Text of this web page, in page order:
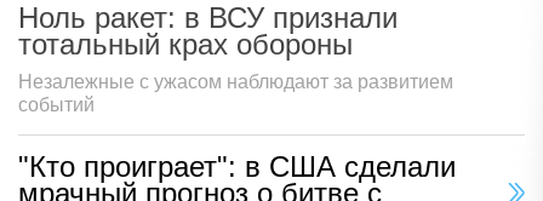
Ноль ракет: в ВСУ признали
тотальный крах обороны
Незалежные с ужасом наблюдают за развитием
событий
"Кто проиграет": в США сделали
мрачный прогноз о битве с